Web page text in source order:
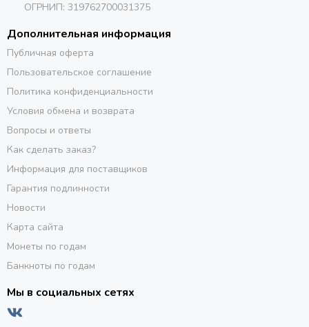
ОГРНИП: 319762700031375
Дополнительная информация
Публичная оферта
Пользовательское соглашение
Политика конфиденциальности
Условия обмена и возврата
Вопросы и ответы
Как сделать заказ?
Информация для поставщиков
Гарантия подлинности
Новости
Карта сайта
Монеты по годам
Банкноты по годам
Мы в социальных сетях